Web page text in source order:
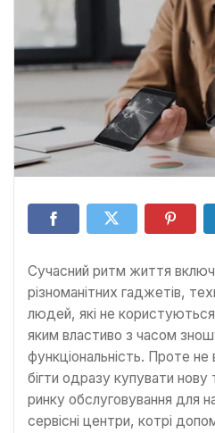
Сучасний ритм життя
різноманітних гаджетів,
людей, які не
яким властиво з часом
функціональність. Проте не
бігти одразу купувати нову
ринку обслуговування для
сервісні центри, котрі